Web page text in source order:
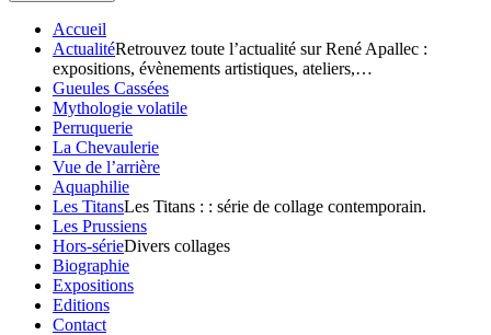
Accueil
ActualitéRetrouvez toute l’actualité sur René Apallec :
expositions, évènements artistiques, ateliers,…
Gueules Cassées
Mythologie volatile
Perruquerie
La Chevaulerie
Vue de l’arrière
Aquaphilie
Les TitansLes Titans : : série de collage contemporain.
Les Prussiens
Hors-sérieDivers collages
Biographie
Expositions
Editions
Contact